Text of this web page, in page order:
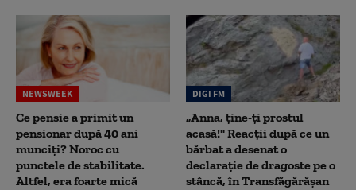
NEWSWEEK
Ce pensie a primit un
pensionar după 40 ani
munciți? Noroc cu
punctele de stabilitate.
Altfel, era foarte mică
DIGI FM
„Anna, ţine-ţi prostul
acasă!" Reacţii după ce un
bărbat a desenat o
declaraţie de dragoste pe o
stâncă, în Transfăgărăşan